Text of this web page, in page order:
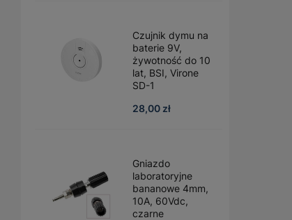
Czujnik dymu na
baterie 9V,
żywotność do 10
lat, BSI, Virone
SD-1
28,00 zł
Gniazdo
laboratoryjne
bananowe 4mm,
10A, 60Vdc,
czarne